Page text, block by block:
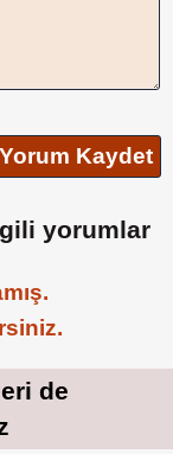
Yorum Kaydet
yorumlar
de